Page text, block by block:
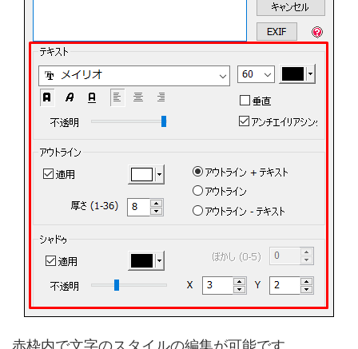
赤枠内で文字のスタイルの編集が可能です。